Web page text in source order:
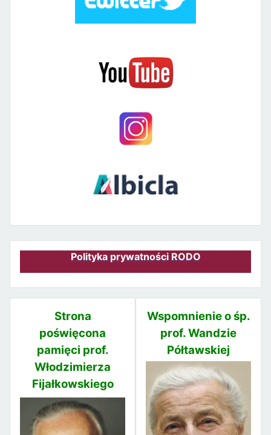
Polityka prywatności RODO
Strona
poświęcona
pamięci prof.
Włodzimierza
Fijałkowskiego
Wspomnienie o śp.
prof. Wandzie
Półtawskiej